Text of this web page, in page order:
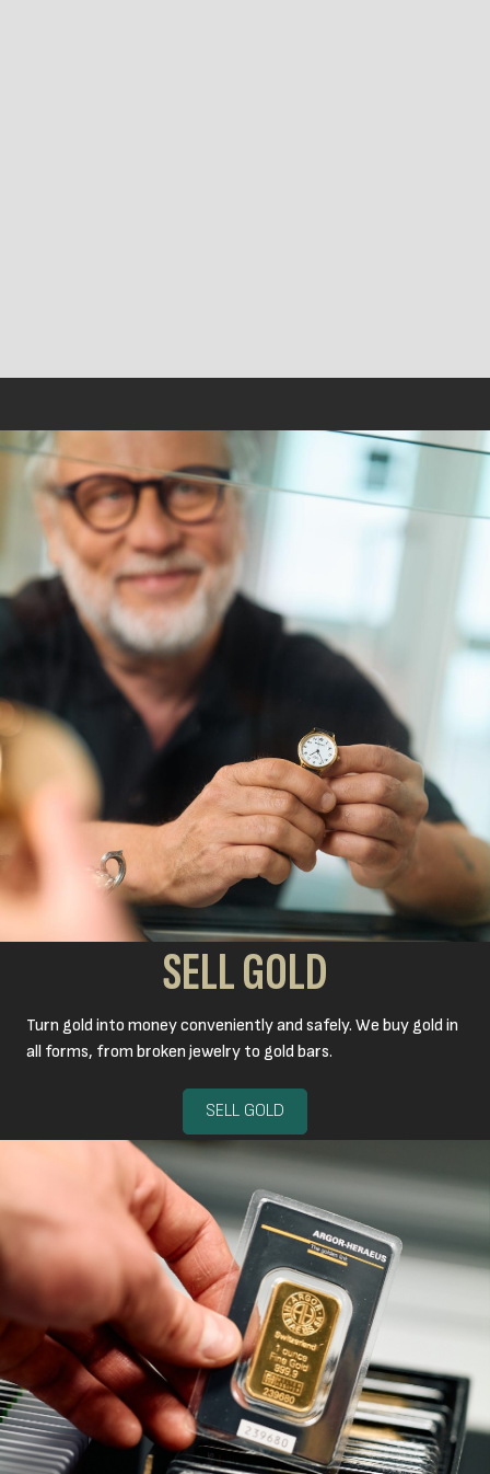
SELL GOLD
Turn gold into money conveniently and safely. We buy gold in
all forms, from broken jewelry to gold bars.
SELL GOLD